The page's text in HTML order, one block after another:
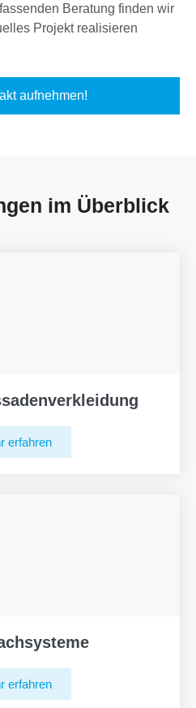
Beratung finden wir
Projekt realisieren
aufnehmen!
im Überblick
erfahren
erfahren